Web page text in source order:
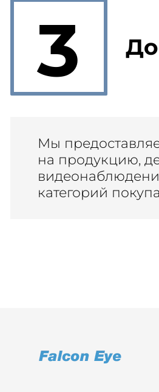
3
Мы
на продукцию,
категорий